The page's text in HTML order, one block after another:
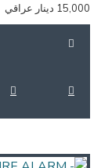
دينار عراقي